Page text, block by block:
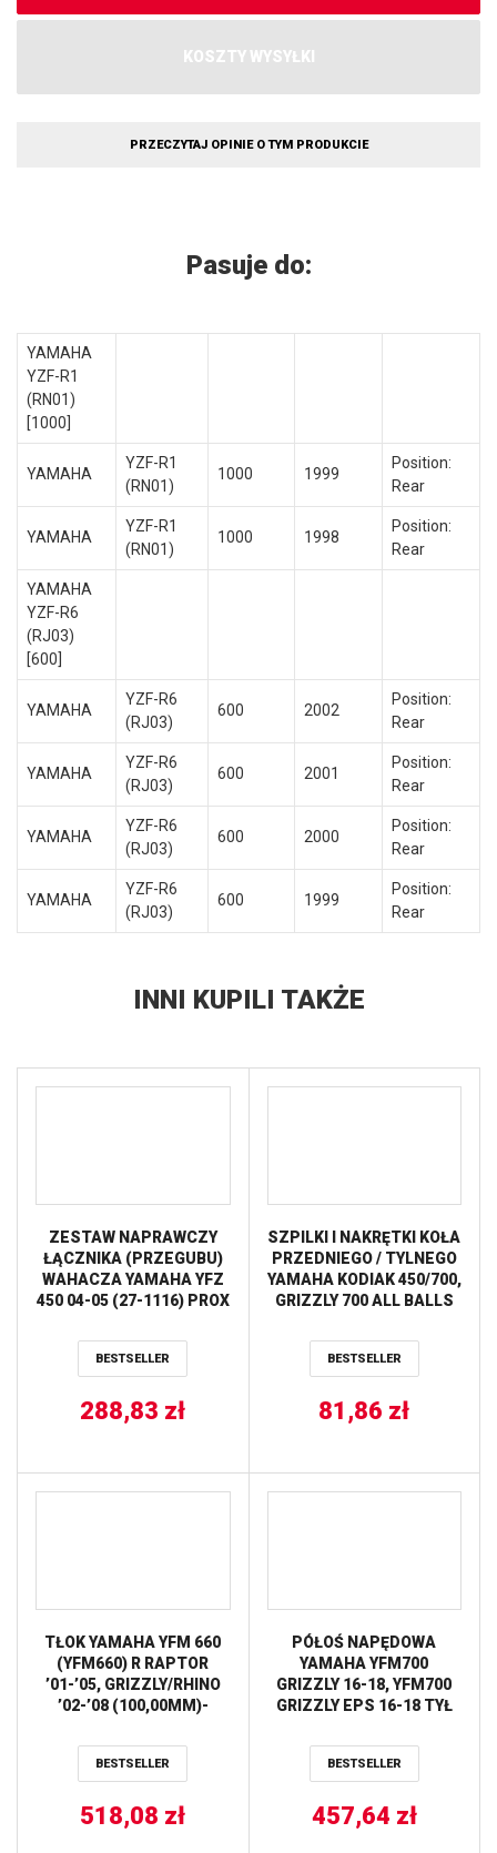
KOSZTY WYSYŁKI
PRZECZYTAJ OPINIE O TYM PRODUKCIE
Pasuje do:
YAMAHA
YZF-R1
(RN01)
[1000]
YAMAHA
YZF-R1
(RN01)
1000 1999
Position:
Rear
YAMAHA
YZF-R1
(RN01)
1000 1998
Position:
Rear
YAMAHA
YZF-R6
(RJ03)
[600]
YAMAHA
YZF-R6
(RJ03)
600 2002
Position:
Rear
YAMAHA
YZF-R6
(RJ03)
600 2001
Position:
Rear
YAMAHA
YZF-R6
(RJ03)
600 2000
Position:
Rear
YAMAHA
YZF-R6
(RJ03)
600 1999
Position:
Rear
INNI KUPILI TAKŻE
ZESTAW NAPRAWCZY
ŁĄCZNIKA (PRZEGUBU)
WAHACZA YAMAHA YFZ
450 04-05 (27-1116) PROX
BESTSELLER
288,83 zł
SZPILKI I NAKRĘTKI KOŁA
PRZEDNIEGO / TYLNEGO
YAMAHA KODIAK 450/700,
GRIZZLY 700 ALL BALLS
BESTSELLER
81,86 zł
TŁOK YAMAHA YFM 660
(YFM660) R RAPTOR
’01-’05, GRIZZLY/RHINO
’02-’08 (100,00MM)-
BESTSELLER
518,08 zł
PÓŁOŚ NAPĘDOWA
YAMAHA YFM700
GRIZZLY 16-18, YFM700
GRIZZLY EPS 16-18 TYŁ
ALL BALLS
BESTSELLER
457,64 zł